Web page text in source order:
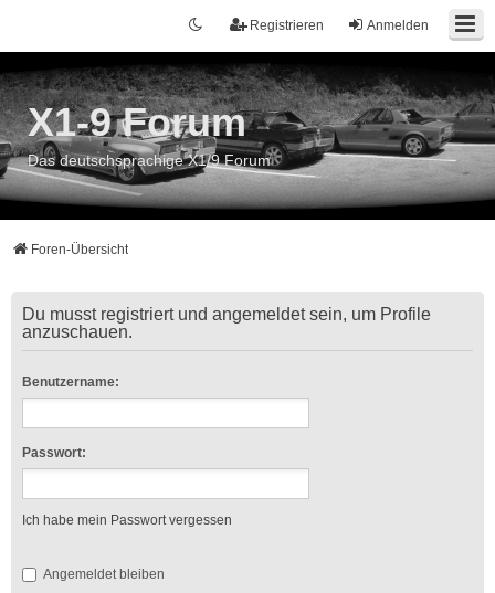
Anmelden
Registrieren
X1-9 Forum
Das deutschsprachige X1/9 Forum
Foren-Übersicht
Du musst registriert und angemeldet sein, um Profile
anzuschauen.
Benutzername:
Passwort:
Ich habe mein Passwort vergessen
Angemeldet bleiben